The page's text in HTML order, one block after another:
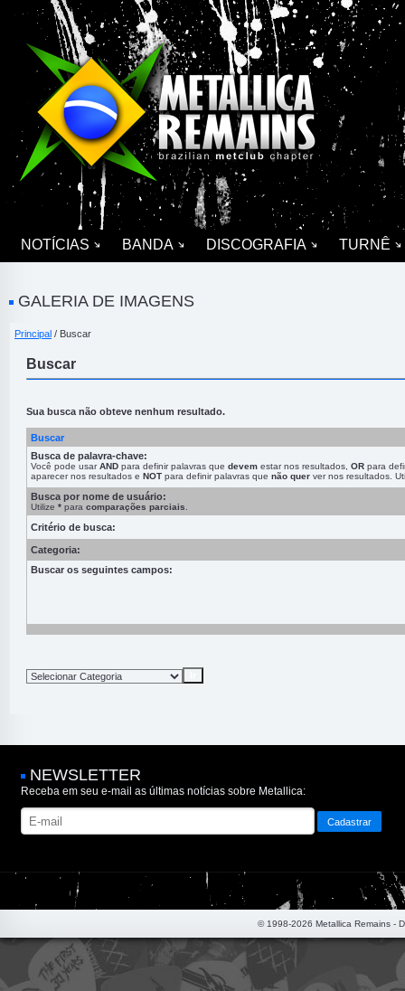
NOTÍCIAS BANDA DISCOGRAFIA TURNÊ
GALERIA DE IMAGENS
Principal / Buscar
Buscar
Sua busca não obteve nenhum resultado.
Buscar
Busca de palavra-chave:
Você pode usarAND para definir palavras que devem estar nos resultados, OR para
aparecer nos resultados e NOT para definir palavras que não quer ver nos resultados.
Busca por nome de usuário:
Utilize * para comparações parciais
Critério de busca:
Categoria:
Buscar os seguintes campos:
NEWSLETTER
Receba em seu e-mail as últimas notícias sobre Metallica:
© 1998-2026 Metallica Remains -